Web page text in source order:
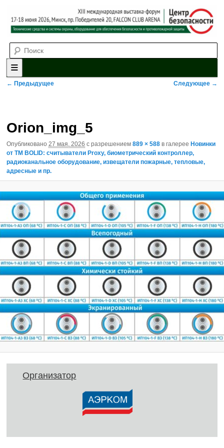
XII международная выставка-
форум «Центр безопасности»
систем охраны, оборудования для обеспечения безопасности и
противопожарной защиты. 4-5 июня 2025, Минск, пр. Победителей,
20
Главное меню
Перейти к основному содержимому
Перейти к дополнительному содержимому
Навигация по изображениям
← Предыдущее Следующее →
Orion_img_5
Опубликовано 27 мая, 2026 с разрешением 889 × 588 в галерее Новинки
от ТМ BOLID: считыватели Proxy, биометрический контроллер,
радиоканальное оборудование, извещатели пожарные, тепловые,
адресные и пр.
Организатор